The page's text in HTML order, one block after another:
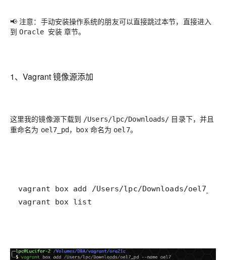
📢 注意：手动安装操作系统的朋友可以直接跳过本节，直接进入
到Oracle 安装 章节。
1、Vagrant 镜像源添加
这里我的镜像源下载到 /Users/lpc/Downloads/ 目录下，并且
重命名为 oel7_pd ，box 命名为 oel7。
vagrant box list